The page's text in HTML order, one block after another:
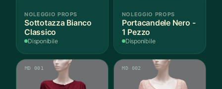
NOLEGGIO PROPS
Sottotazza Bianco
Classico
Disponibile
NOLEGGIO PROPS
Portacandele Nero -
1 Pezzo
Disponibile
MD 001 MD 002